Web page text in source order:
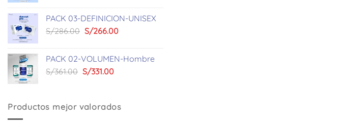
era:
S/449.00.
es:
S/419.00.
PACK 03-DEFINICION-UNISEX
S/286.00 El
era:
S/286.00.
S/266.00El
es:
PACK 02-VOLUMEN-Hombre
S/361.00 El
era:
S/361.00.
S/331.00El
S/331.00.
Productos mejor valorados